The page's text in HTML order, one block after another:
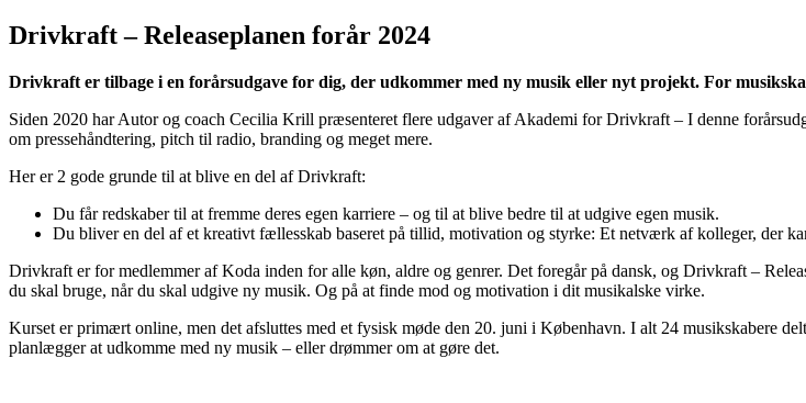
Drivkraft – Releaseplanen forår 2024
Drivkraft er tilbage i en forårsudgave for dig, der udkommer med ny musik eller nyt projekt. For
Siden 2020 har Autor og coach Cecilia Krill præsenteret flere udgaver af Akademi for Drivkraft – I denne
om pressehåndtering, pitch til radio, branding og meget mere.
Her er 2 gode grunde til at blive en del af Drivkraft:
Du får redskaber til at fremme deres egen karriere – og til at blive bedre til at udgive egen musik.
Du bliver en del af et kreativt fællesskab baseret på tillid, motivation og styrke: Et netværk af kolleger, der
Drivkraft er for medlemmer af Koda inden for alle køn, aldre og genrer. Det foregår på dansk, og Drivkraft –
du skal bruge, når du skal udgive ny musik. Og på at finde mod og motivation i dit musikalske virke.
Kurset er primært online, men det afsluttes med et fysisk møde den 20. juni i København. I alt 24 musikskabere
planlægger at udkomme med ny musik – eller drømmer om at gøre det.